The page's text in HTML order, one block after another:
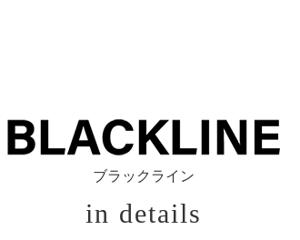
ブラックライン
in details